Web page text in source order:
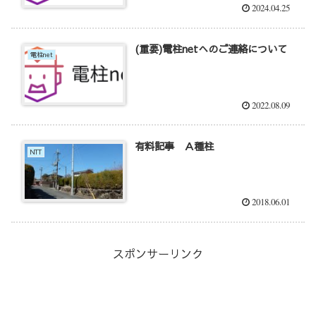
2024.04.25
電柱net (重要)電柱netへのご連絡について
2022.08.09
NTT 有料記事 Ａ種柱
2018.06.01
スポンサーリンク